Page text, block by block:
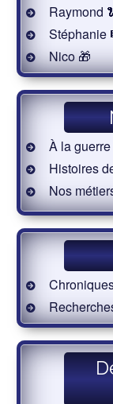
Raymond
Stéphanie
Nico 🎁
À la
Histoires
Nos